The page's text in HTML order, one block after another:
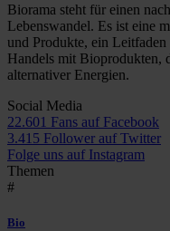
Biorama steht für einen
Lebenswandel. Es ist eine
und Produkte, ein
Handels mit Bioprodukten,
alternativer Energien.
Social Media
22.601 Fans auf Facebook
3.415 Follower auf Twitter
Folge uns auf Instagram
Themen
#
Bio